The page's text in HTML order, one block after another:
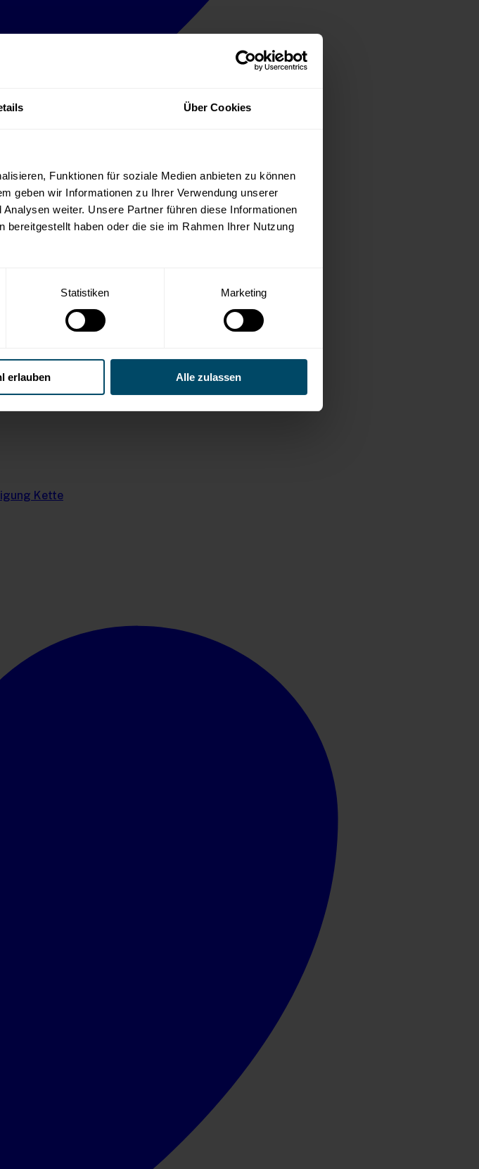
Über Cookies
Funktionen für soziale Medien anbieten zu können
geben wir Informationen zu Ihrer Verwendung unserer
weiter. Unsere Partner führen diese Informationen
haben oder die sie im Rahmen Ihrer Nutzung
Statistiken Marketing
erlauben Alle zulassen